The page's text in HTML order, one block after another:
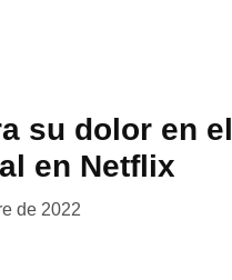
su dolor en el
en Netflix
de 2022